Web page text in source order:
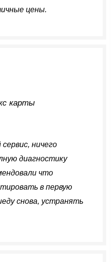
цены.
карты
ничего
диагностику
что
в первую
снова, устранять